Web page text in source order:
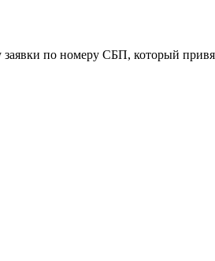
по номеру СБП, который